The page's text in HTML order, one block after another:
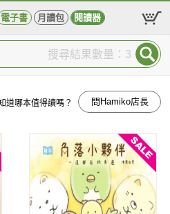
電子書 月讀包 閱讀器
搜尋結果數量：3
道哪本值得讀嗎？ 問Hamiko店長